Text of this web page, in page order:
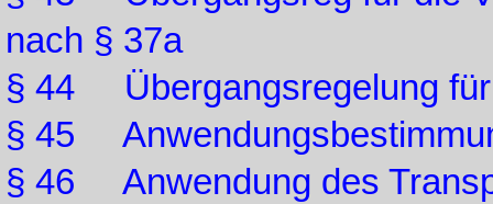
nach § 37a
§ 44 Übergangsregelung für
§ 45
§ 46 Anwendung des